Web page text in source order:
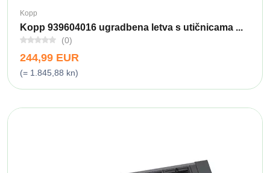
Kopp
Kopp 939604016 ugradbena letva s utičnicama ...
(0)
244,99 EUR
(= 1.845,88 kn)